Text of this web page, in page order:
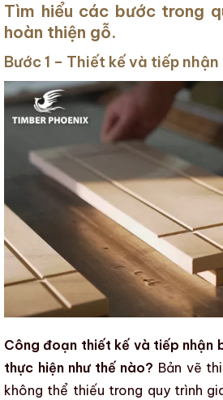
Tìm hiểu các bước trong
hoàn thiện gỗ.
Bước 1 – Thiết kế và tiếp
Công đoạn thiết kế và tiếp nhận
thực hiện như thế nào? Bản vẽ
không thể thiếu trong quy trình